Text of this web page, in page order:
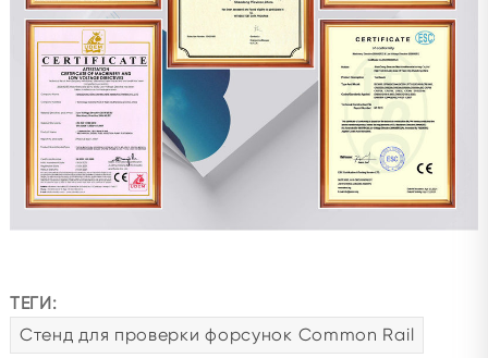
ТЕГИ:
Стенд для проверки форсунок Common Rail